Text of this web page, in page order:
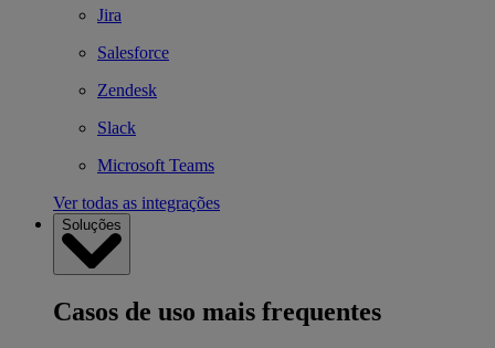
Jira
Salesforce
Zendesk
Slack
Microsoft Teams
Ver todas as integrações
Soluções
Casos de uso mais frequentes